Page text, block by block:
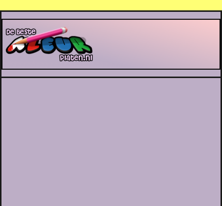
De Beste Kleurplaten